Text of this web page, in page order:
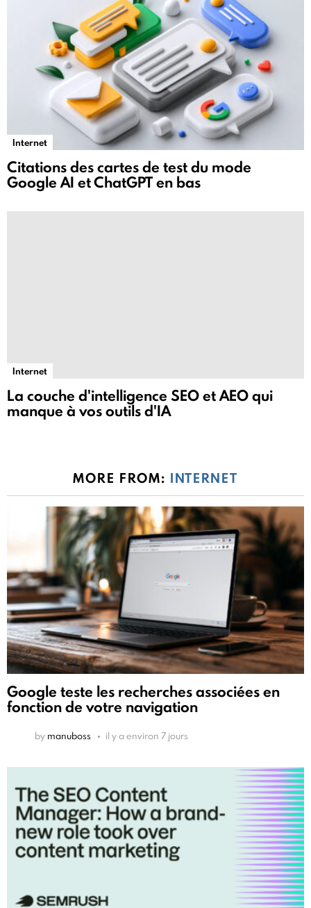
Internet
Citations des cartes de test du mode
Google AI et ChatGPT en bas
Internet
La couche d'intelligence SEO et AEO qui
manque à vos outils d'IA
MORE FROM: INTERNET
Google teste les recherches associées en
fonction de votre navigation
by manuboss il y a environ 7 jours